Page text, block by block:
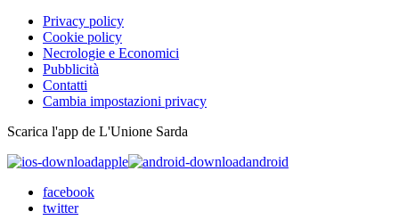
Privacy policy
Cookie policy
Necrologie e Economici
Pubblicità
Contatti
Cambia impostazioni privacy
Scarica l'app de L'Unione Sarda
apple
android
facebook
twitter